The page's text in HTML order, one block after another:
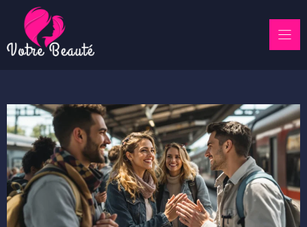
content